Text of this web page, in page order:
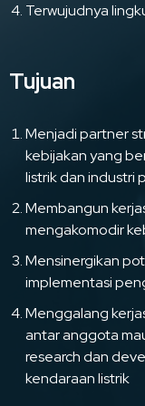
Terwujudnya
Tujuan
Menjadi partner
kebijakan yang
listrik dan industri
Membangun
mengakomodir
Mensinergikan
implementasi
Menggalang
antar anggota
research dan
kendaraan listrik